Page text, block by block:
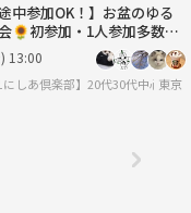
中参加OK！】お盆のゆる
🌻初参加・1人参加多数✨
イベント♫
13:00
にしあ倶楽部】20代30代中心！
東京